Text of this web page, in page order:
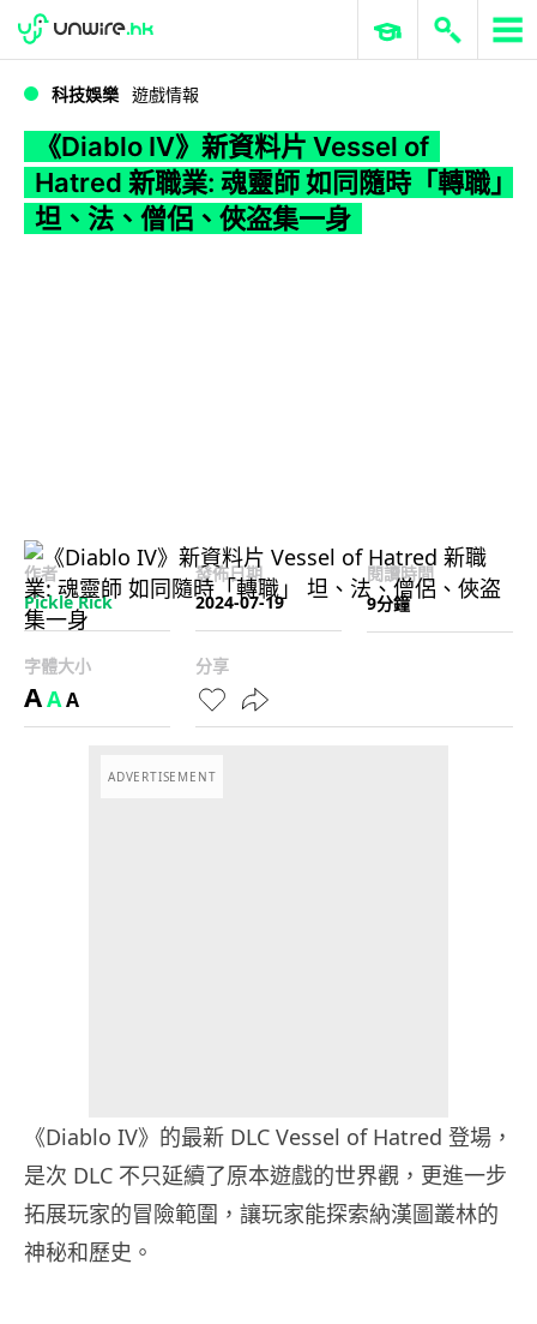
WWDC 2026 ERP 與商業 AI
科技娛樂 遊戲情報
《Diablo IV》新資料片 Vessel of
Hatred 新職業: 魂靈師 如同隨時「轉職」
坦、法、僧侶、俠盗集一身
作者
Pickle Rick
發佈日期
2024-07-19
閱讀時間
9分鐘
字體大小
AAA
分享
ADVERTISEMENT
《Diablo IV》的最新 DLC Vessel of Hatred 登場，
是次 DLC 不只延續了原本遊戲的世界觀，更進一步
拓展玩家的冒險範圍，讓玩家能探索納漢圖叢林的
神秘和歷史。